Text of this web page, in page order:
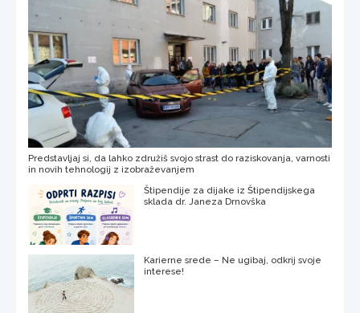
Predstavljaj si, da lahko združiš svojo strast do raziskovanja, varnosti
in novih tehnologij z izobraževanjem
Štipendije za dijake iz Štipendijskega
sklada dr. Janeza Drnovška
Karierne srede – Ne ugibaj, odkrij svoje
interese!